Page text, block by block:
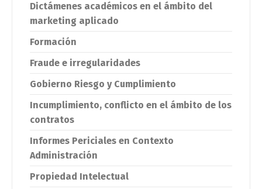
Dictámenes académicos en el ámbito del
marketing aplicado
Formación
Fraude e irregularidades
Gobierno Riesgo y Cumplimiento
Incumplimiento, conflicto en el ámbito de los
contratos
Informes Periciales en Contexto
Administración
Propiedad Intelectual